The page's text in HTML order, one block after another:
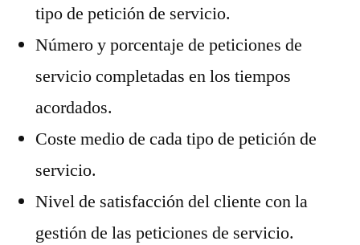
tipo de petición de servicio.
Número y porcentaje de peticiones de
servicio completadas en los tiempos
acordados.
Coste medio de cada tipo de petición de
servicio.
Nivel de satisfacción del cliente con la
gestión de las peticiones de servicio.